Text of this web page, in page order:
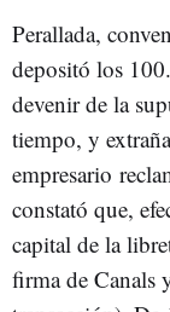
Perallada,
depositó los
devenir de la
tiempo, y
empresario
constató que,
capital de la
firma de Canals